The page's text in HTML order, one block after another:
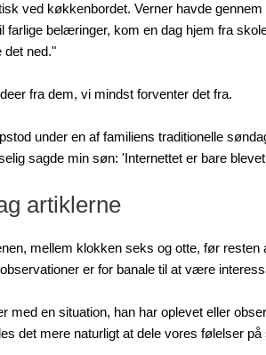
ved køkkenbordet. Verner havde
belæringer, kom en dag hjem fra
ned."
fra dem, vi mindst forventer det fra.
under en af familiens traditionelle
sagde min søn: 'Internettet er bare
artiklerne
mellem klokken seks og otte, før
er for banale til at være
med en situation, han har oplevet eller
det mere naturligt at dele vores følelser